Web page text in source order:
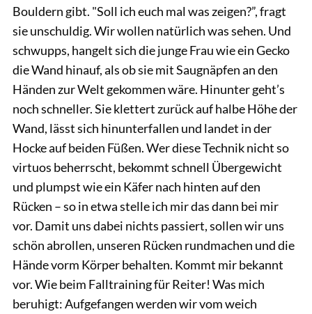
Bouldern gibt. "Soll ich euch mal was zeigen?”, fragt
sie unschuldig. Wir wollen natürlich was sehen. Und
schwupps, hangelt sich die junge Frau wie ein Gecko
die Wand hinauf, als ob sie mit Saugnäpfen an den
Händen zur Welt gekommen wäre. Hinunter geht’s
noch schneller. Sie klettert zurück auf halbe Höhe der
Wand, lässt sich hinunterfallen und landet in der
Hocke auf beiden Füßen. Wer diese Technik nicht so
virtuos beherrscht, bekommt schnell Übergewicht
und plumpst wie ein Käfer nach hinten auf den
Rücken – so in etwa stelle ich mir das dann bei mir
vor. Damit uns dabei nichts passiert, sollen wir uns
schön abrollen, unseren Rücken rundmachen und die
Hände vorm Körper behalten. Kommt mir bekannt
vor. Wie beim Falltraining für Reiter! Was mich
beruhigt: Aufgefangen werden wir vom weich